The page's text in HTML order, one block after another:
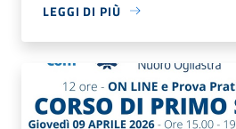
LEGGI DI PIÙ